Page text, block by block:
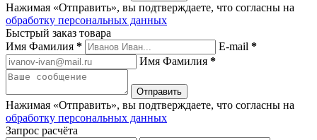
Нажимая «Отправить», вы подтверждаете, что согласны на
обработку персональных данных
Быстрый заказ товара
Имя Фамилия * E-mail *
Имя Фамилия *
Нажимая «Отправить», вы подтверждаете, что согласны на
обработку персональных данных
Запрос расчёта